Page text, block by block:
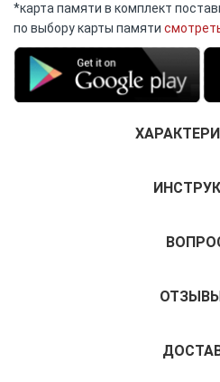
*карта памяти в комплект
по выбору карты памяти